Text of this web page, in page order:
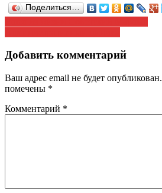
Поделиться…
Навигация
по
записям
Добавить комментарий
Ваш адрес email не будет опубликован.
помечены *
Комментарий *